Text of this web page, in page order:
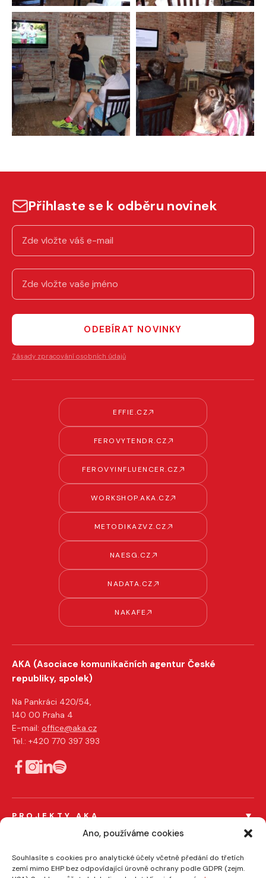
Ano, používáme cookies
Souhlasíte s cookies pro analytické účely včetně předání do třetích
zemí mimo EHP bez odpovídající úrovně ochrany podle GDPR (zejm.
Přihlaste se k odběru novinek
ODEBÍRAT NOVINKY
Zásady zpracování osobních údajů
EFFIE.CZ
FEROVYTENDR.CZ
FEROVYINFLUENCER.CZ
WORKSHOP.AKA.CZ
METODIKAZVZ.CZ
NAESG.CZ
NADATA.CZ
NAKAFE
AKA (Asociace komunikačních agentur České
republiky, spolek)
Na Pankráci 420/54,
140 00 Praha 4
E-mail: office@aka.cz
Tel.: +420 770 397 393
PROJEKTY AKA
Férový influencer
EFFIE
Certifikace členů